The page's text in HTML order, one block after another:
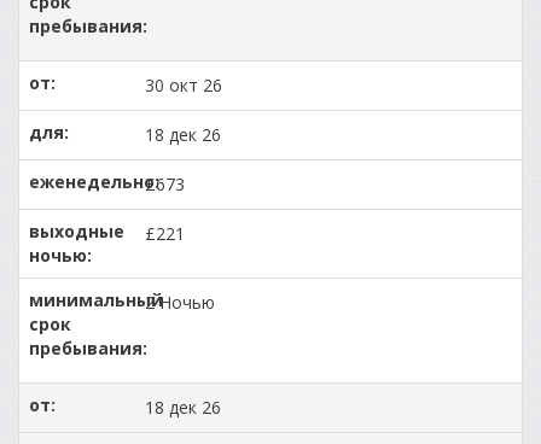
30 окт 26
18 дек 26
£673
£221
2 Ночью
18 дек 26